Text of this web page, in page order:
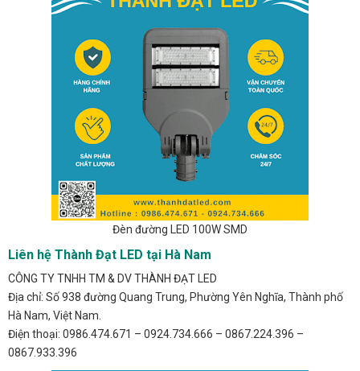
Đèn đường LED 100W SMD
Liên hệ Thành Đạt LED tại Hà Nam
CÔNG TY TNHH TM & DV THÀNH ĐẠT LED
Địa chỉ: Số 938 đường Quang Trung, Phường Yên Nghĩa, Thành phố
Hà Nam, Việt Nam.
Điện thoại: 0986.474.671 – 0924.734.666 – 0867.224.396 –
0867.933.396